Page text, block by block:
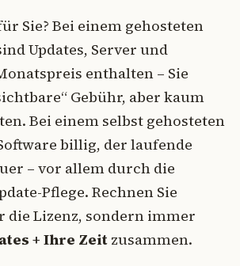
Sie? Bei einem gehosteten
Updates, Server und
enthalten – Sie
Gebühr, aber kaum
Bei einem selbst gehosteten
billig, der laufende
– vor allem durch die
Pflege. Rechnen Sie
die Lizenz, sondern immer
+ Ihre Zeit zusammen.